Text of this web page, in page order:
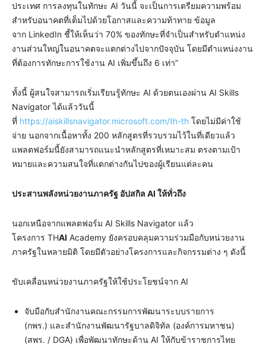
ประเทศ การลงทุนในทักษะ AI วันนี้ จะเป็นการเตรียมความพร้อม
สำหรับอนาคตที่เต็มไปด้วยโอกาสและความท้าทาย ข้อมูล
จาก LinkedIn ชี้ให้เห็นว่า 70% ของทักษะที่จำเป็นสำหรับตำแหน่ง
งานส่วนใหญ่ในอนาคตจะแตกต่างไปจากปัจจุบัน โดยมีตำแหน่งงาน
ที่ต้องการทักษะการใช้งาน AI เพิ่มขึ้นถึง 6 เท่า”
ทั้งนี้ ผู้สนใจสามารถเริ่มเรียนรู้ทักษะ AI ด้วยตนเองผ่าน AI Skills
Navigator ได้แล้ววันนี้
ที่ https://aiskillsnavigator.microsoft.com/th-th โดยไม่มีค่าใช้
จ่าย นอกจากเนื้อหาทั้ง 200 หลักสูตรที่รวบรวมไว้ในที่เดียวแล้ว
แพลตฟอร์มนี้ยังสามารถแนะนำหลักสูตรที่เหมาะสม ตรงตามเป้า
หมายและความสนใจที่แตกต่างกันไปของผู้เรียนแต่ละคน
ประสานพลังหน่วยงานภาครัฐ อัปสกิล AI ให้ทั่วถึง
นอกเหนือจากแพลตฟอร์ม AI Skills Navigator แล้ว
โครงการ THAI Academy ยังครอบคลุมความร่วมมือกับหน่วยงาน
ภาครัฐในหลายมิติ โดยมีตัวอย่างโครงการและกิจกรรมต่าง ๆ ดังนี้
ขับเคลื่อนหน่วยงานภาครัฐให้ใช้ประโยชน์จาก AI
จับมือกับสำนักงานคณะกรรมการพัฒนาระบบรายการ
(กพร.) และสำนักงานพัฒนารัฐบาลดิจิทัล (องค์การมหาชน)
(สพร. / DGA) เพื่อพัฒนาทักษะด้าน AI ให้กับข้าราชการไทย